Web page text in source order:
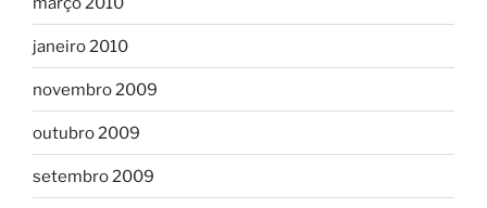
janeiro 2010
novembro 2009
outubro 2009
setembro 2009